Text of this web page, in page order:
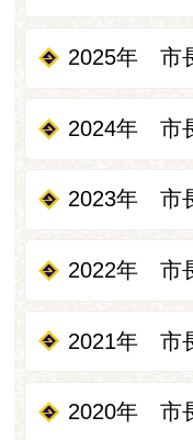
2025年 市
2024年 市
2023年 市
2022年 市
2021年 市
2020年 市